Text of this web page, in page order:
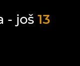
- još 13